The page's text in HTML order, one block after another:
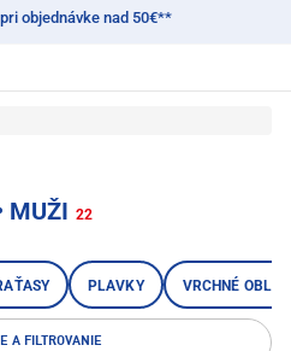
objednávke nad 50€**
MUŽI 22
PLAVKY VRCHNÉ
A FILTROVANIE